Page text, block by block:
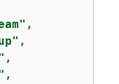
,
,
,
,